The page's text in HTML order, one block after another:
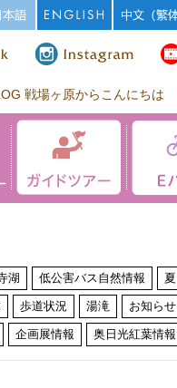
戦場ヶ原からこんにちは
湖 低公害バス自然情報 夏
歩道状況 湯滝 お知らせ
企画展情報 奥日光紅葉情報